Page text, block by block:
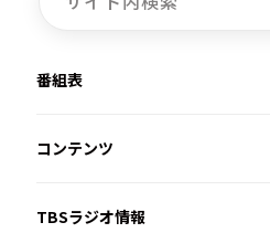
番組表
コンテンツ
TBSラジオ情報